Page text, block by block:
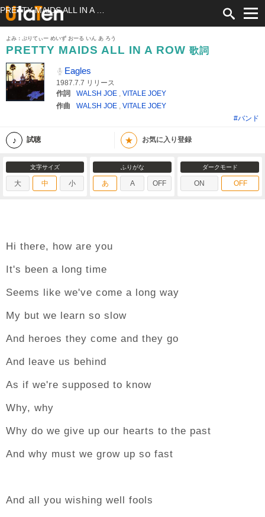
よみ：ぷりてぃー めいず おーる いん あ ろう
PRETTY MAIDS ALL IN A ROW 歌詞
Eagles
1987.7.7 リリース
作詞
WALSH JOE , VITALE JOEY
作曲
WALSH JOE , VITALE JOEY
#バンド
試聴 ★ お気に入り登録
文字サイズ
大 中 小
ふりがな
あ A OFF
ダークモード
ON OFF
Hi there, how are you
It's been a long time
Seems like we've come a long way
My but we learn so slow
And heroes they come and they go
And leave us behind
As if we're supposed to know
Why, why
Why do we give up our hearts to the past
And why must we grow up so fast
And all you wishing well fools